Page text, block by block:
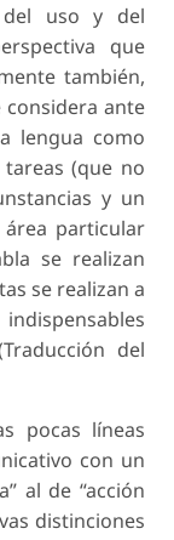
del uso y del
que
también,
considera ante
lengua como
(que no
y un
particular
se realizan
se realizan a
del
pocas líneas
con un
al de “acción
distinciones